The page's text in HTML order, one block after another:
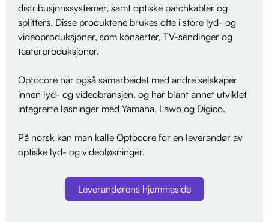
distribusjonssystemer, samt optiske patchkabler og
splitters. Disse produktene brukes ofte i store lyd- og
videoproduksjoner, som konserter, TV-sendinger og
teaterproduksjoner.
Optocore har også samarbeidet med andre selskaper
innen lyd- og videobransjen, og har blant annet utviklet
integrerte løsninger med Yamaha, Lawo og Digico.
På norsk kan man kalle Optocore for en leverandør av
optiske lyd- og videoløsninger.
Leverandørens hjemmeside